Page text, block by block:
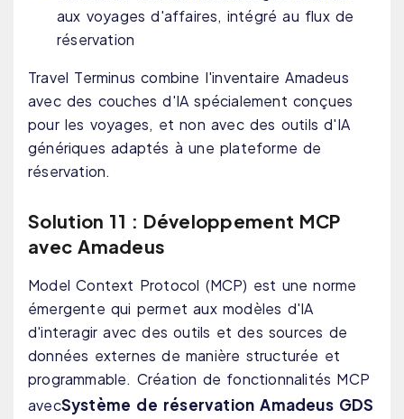
aux voyages d'affaires, intégré au flux de
réservation
Travel Terminus combine l'inventaire Amadeus
avec des couches d'IA spécialement conçues
pour les voyages, et non avec des outils d'IA
génériques adaptés à une plateforme de
réservation.
Solution 11 : Développement MCP
avec Amadeus
Model Context Protocol (MCP) est une norme
émergente qui permet aux modèles d'IA
d'interagir avec des outils et des sources de
données externes de manière structurée et
programmable. Création de fonctionnalités MCP
avecSystème de réservation Amadeus GDS